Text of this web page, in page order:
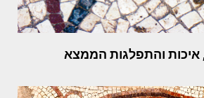
והתפלגות הממצא